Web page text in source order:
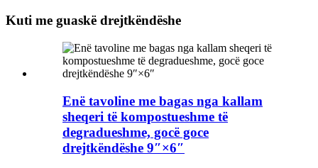
Kuti me guaskë drejtkëndëshe
Enë tavoline me bagas nga kallam
sheqeri të kompostueshme të
degradueshme, gocë goce
drejtkëndëshe 9″×6″